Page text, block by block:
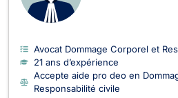
Avocat Dommage Corporel et
21 ans d’expérience
Accepte aide pro deo en
Responsabilité civile